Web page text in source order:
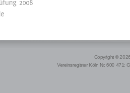
Copyright ©
Vereinsregister Köln Nr. 600 471;